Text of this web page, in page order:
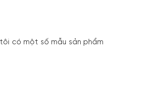
có một số mẫu sản phẩm